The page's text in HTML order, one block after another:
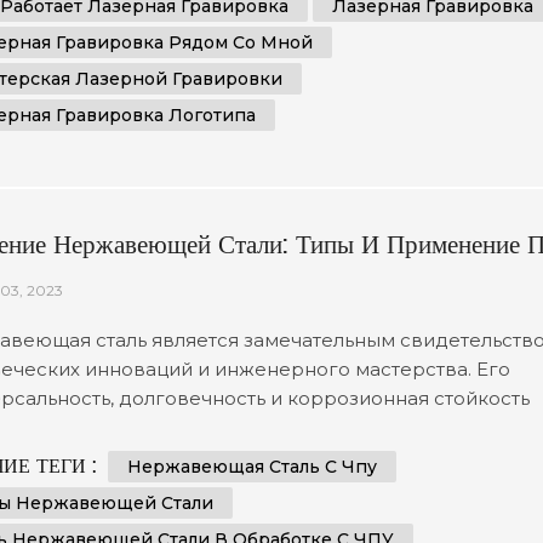
к использованию его потенциала для ваших
нужд. 1....
Лазерная Гравировка
Лазерная Гравировка
Гравировка Рядом Со Мной
Лазерной Гравировки
Гравировка Логотипа
Нержавеющей Стали: Типы И Применение
На Станках С ЧПУ И Производстве
2023
сталь является замечательным
инноваций и инженерного мастерства. Его
долговечность и коррозионная стойкость
промышленности. В этой статье мы отправимся в
и углубиться в ее неотъемлемую роль в механической
ТЕГИ :
Нержавеющая Сталь С Чпу
Нержавеющей Стали